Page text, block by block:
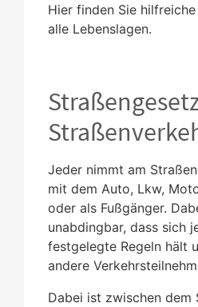
Hier finden Sie
alle Lebenslagen.
Jeder nimmt am
mit dem Auto, Lkw,
oder als Fußgänger.
unabdingbar, dass sich
festgelegte Regeln hält
andere
Dabei ist zwischen dem